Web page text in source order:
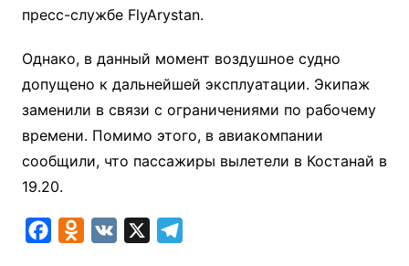
пресс-службе FlyArystan.
Однако, в данный момент воздушное судно
допущено к дальнейшей эксплуатации. Экипаж
заменили в связи с ограничениями по рабочему
времени. Помимо этого, в авиакомпании
сообщили, что пассажиры вылетели в Костанай в
19.20.